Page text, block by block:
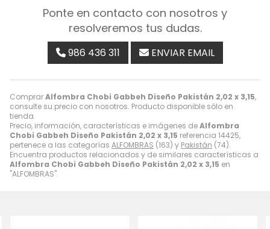
ComprarAlfombra Chobi Gabbeh Diseño Pakistán 2,02 x 3,15,
consulte su precio con nosotros. Producto disponible sólo en
tienda.
Precio, información, características e imágenes deAlfombra
Chobi Gabbeh Diseño Pakistán 2,02 x 3,15 referencia 14425,
pertenece a las categorías ALFOMBRAS (163) y Pakistán (74).
Encuentra productos relacionados y de similares características a
Alfombra Chobi Gabbeh Diseño Pakistán 2,02 x 3,15 en
"ALFOMBRAS".
Ponte en contacto con nosotros y
resolveremos tus dudas.
986 436 311 ENVIAR EMAIL